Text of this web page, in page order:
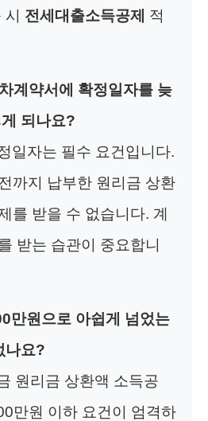
시 전세대출소득공제 적
계약서에 확정일자를 늦
되나요?
일자는 필수 요건입니다.
까지 납부한 원리금 상환
를 받을 수 없습니다. 계
받는 습관이 중요합니
만원으로 아쉽게 넘었는
나요?
원리금 상환액 소득공
만원 이하 요건이 엄격하